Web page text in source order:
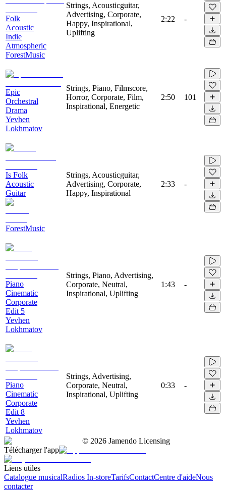
Folk
Acoustic
Indie
Atmospheric
ForestMusic
Strings, Acousticguitar,
Advertising, Corporate,
Happy, Inspirational,
Uplifting
2:22 -
Epic
Orchestral
Drama
Yevhen
Lokhmatov
Strings, Piano, Filmscore,
Horror, Corporate, Film,
Inspirational, Energetic
2:50 101
Is Folk
Acoustic
Guitar
ForestMusic
Strings, Acousticguitar,
Advertising, Corporate,
Happy, Inspirational
2:33 -
Piano
Cinematic
Corporate
Edit 5
Yevhen
Lokhmatov
Strings, Piano, Advertising,
Corporate, Neutral,
Inspirational, Uplifting
1:43 -
Piano
Cinematic
Corporate
Edit 8
Yevhen
Lokhmatov
Strings, Advertising,
Corporate, Neutral,
Inspirational, Uplifting
0:33 -
© 2026 Jamendo Licensing
Télécharger l'app
Liens utiles
Catalogue musicalRadios In-storeTarifsContactCentre d'aideNous
contacter